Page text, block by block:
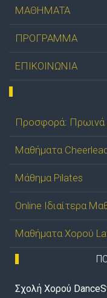
ΜΑΘΗΜΑΤΑ
ΠΡΟΓΡΑΜΜΑ
ΕΠΙΚΟΙΝΩΝΙΑ
Προσφορά: Πρωινά
Μαθήματα
Μάθημα Pilates
Online Ιδιαίτερα
Μαθήματα Χορού
Σχολή Χορού